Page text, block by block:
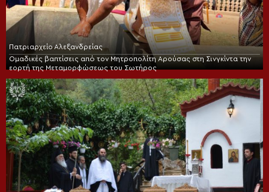
Πατριαρχείο Αλεξανδρείας
Ομαδικές βαπτίσεις από τον Μητροπολίτη Αρούσας στη Σινγκίντα την
εορτή της Μεταμορφώσεως του Σωτήρος